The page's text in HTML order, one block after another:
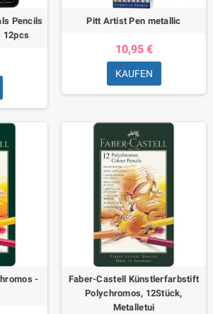
Pencils
12pcs
Pitt Artist Pen metallic
10,95 €
KAUFEN
-
Faber-Castell Künstlerfarbstift
Polychromos, 12Stück,
Metalletui